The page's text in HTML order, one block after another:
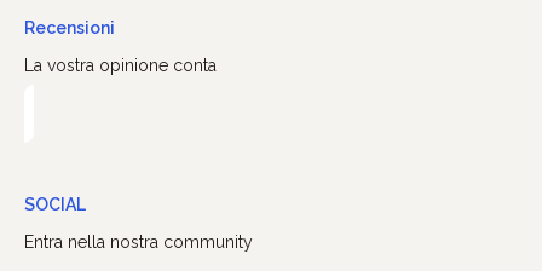
Recensioni
La vostra opinione conta
SOCIAL
Entra nella nostra community